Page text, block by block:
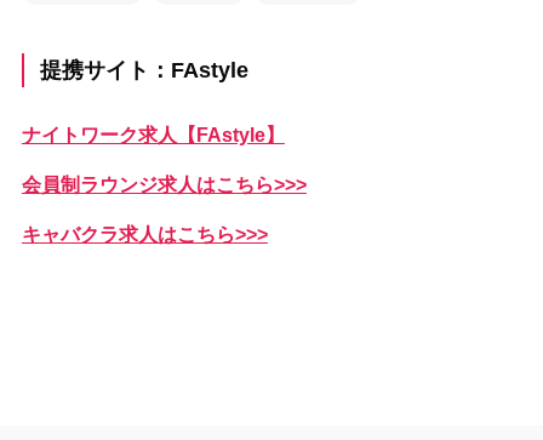
提携サイト：FAstyle
ナイトワーク求人【FAstyle】
会員制ラウンジ求人はこちら>>>
キャバクラ求人はこちら>>>